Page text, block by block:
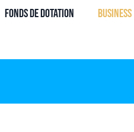
Fonds de dotation Business